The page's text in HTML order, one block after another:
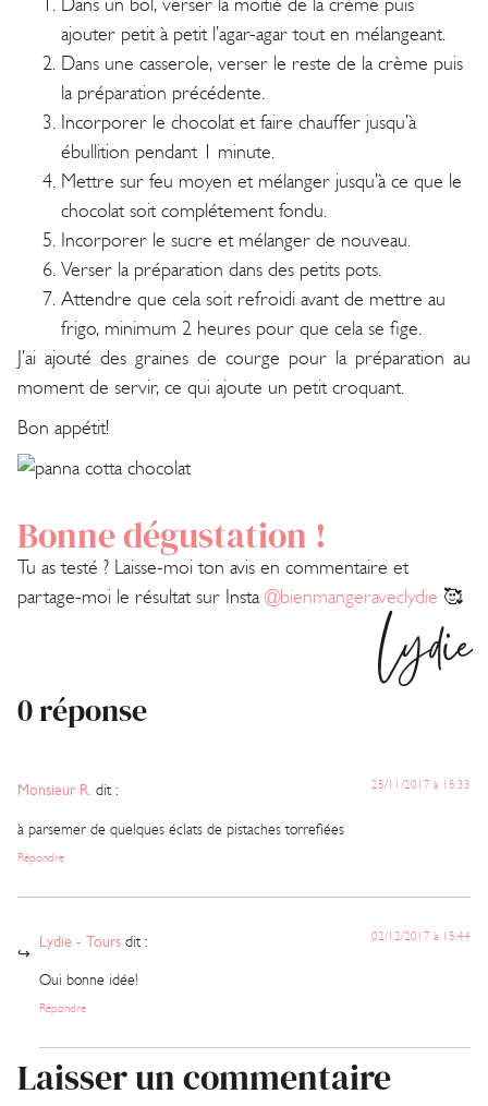
Dans un bol, verser la moitié de la crème puis
ajouter petit à petit l’agar-agar tout en mélangeant.
Dans une casserole, verser le reste de la crème puis
la préparation précédente.
Incorporer le chocolat et faire chauffer jusqu’à
ébullition pendant 1 minute.
Mettre sur feu moyen et mélanger jusqu’à ce que le
chocolat soit complétement fondu.
Incorporer le sucre et mélanger de nouveau.
Verser la préparation dans des petits pots.
Attendre que cela soit refroidi avant de mettre au
frigo, minimum 2 heures pour que cela se fige.
J’ai ajouté des graines de courge pour la préparation au
moment de servir, ce qui ajoute un petit croquant.
Bon appétit!
Bonne dégustation !
Tu as testé ? Laisse-moi ton avis en commentaire et
partage-moi le résultat sur Insta @bienmangeraveclydie 🥰
Lydie
0 réponse
Monsieur R. dit : 25/11/2017 à 15:33
à parsemer de quelques éclats de pistaches torrefiées
Répondre
Lydie - Tours dit : 02/12/2017 à 15:44
Oui bonne idée!
Répondre
Laisser un commentaire